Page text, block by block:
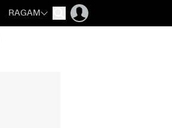
RAGAM